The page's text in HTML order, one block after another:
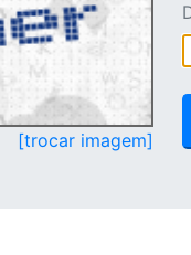
[trocar imagem]